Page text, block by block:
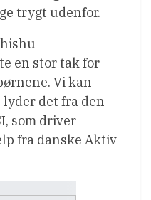
trygt udenfor.
en stor tak for
Vi kan
det fra den
som driver
fra danske Aktiv